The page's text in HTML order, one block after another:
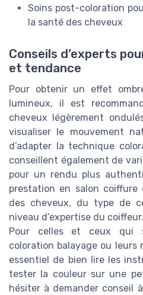
Soins post-coloration
la santé des cheveux
Conseils d’experts
et tendance
Pour obtenir un effet
lumineux, il est
cheveux légèrement
visualiser le mouvement
d’adapter la technique
conseillent également de
pour un rendu plus
prestation en salon coiffure
des cheveux, du type de
niveau d’expertise du coiffeur.
Pour celles et ceux qui
coloration balayage ou leurs
essentiel de bien lire les
tester la couleur sur une
hésiter à demander conseil